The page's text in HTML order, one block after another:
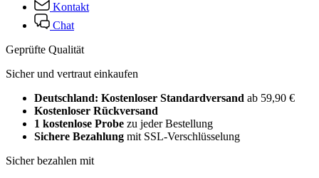
Kontakt
Chat
Geprüfte Qualität
Sicher und vertraut einkaufen
Deutschland: Kostenloser Standardversand ab 59,90 €
Kostenloser Rückversand
1 kostenlose Probe zu jeder Bestellung
Sichere Bezahlung mit SSL-Verschlüsselung
Sicher bezahlen mit